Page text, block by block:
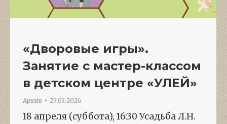
«Дворовые игры».
Занятие с мастер-классом
в детском центре «УЛЕЙ»
Архив 27.03.2026
18 апреля (суббота), 16:30 Усадьба Л.Н.